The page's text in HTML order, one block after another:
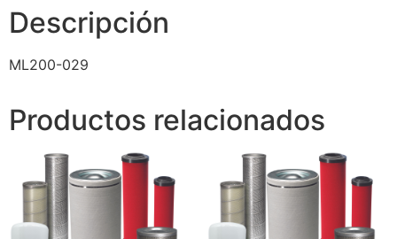
Descripción
ML200-029
Productos relacionados